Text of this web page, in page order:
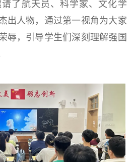
了航天员、科学家、文化学
出人物，通过第一视角为大家
辱，引导学生们深刻理解强国